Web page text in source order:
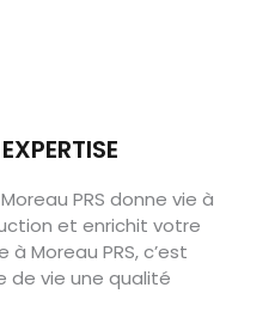
PRS donne vie à
et enrichit votre
Moreau PRS, c’est
de vie une qualité